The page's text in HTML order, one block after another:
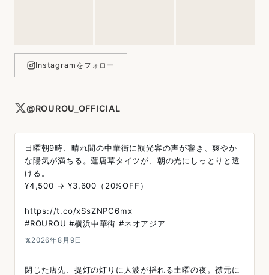
Instagramをフォロー
@ROUROU_OFFICIAL
日曜朝9時、晴れ間の中華街に観光客の声が響き、爽やか
な陽気が満ちる。蓮唐草タイツが、朝の光にしっとりと透
ける。
¥4,500 → ¥3,600（20%OFF）
https://t.co/xSsZNPC6mx
#ROUROU #横浜中華街 #ネオアジア
2026年8月9日
閉じた店先、提灯の灯りに人波が揺れる土曜の夜。襟元に